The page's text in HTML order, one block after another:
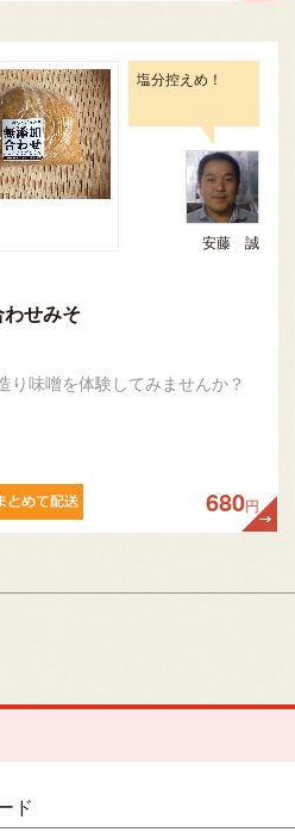
塩分控えめ！
安藤 誠
せみそ
り味噌を体験してみませんか？
680円
ド